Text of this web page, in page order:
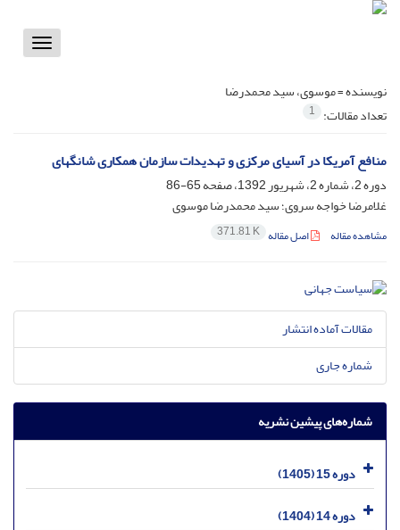
Toggle
نویسنده =موسوی، سید محمدرضا
تعداد مقالات: 1
منافع آمریکا در آسیای مرکزی و تهدیدات سازمان همکاری شانگهای
دوره 2، شماره 2، شهریور 1392، صفحه
65-86
غلامرضا خواجه سروی؛ سید محمدرضا موسوی
مشاهده مقاله اصل مقاله 371.81 K
مقالات آماده انتشار
شماره جاری
شماره‌های پیشین نشریه
دوره 15 (1405)
دوره 14 (1404)